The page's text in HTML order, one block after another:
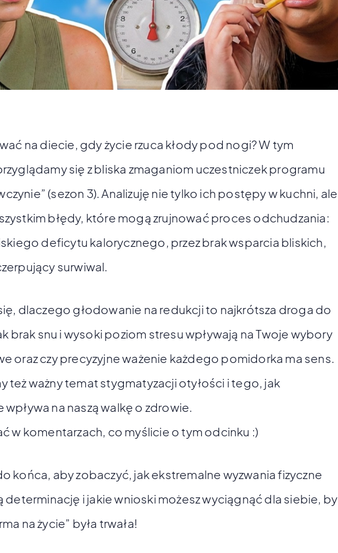
na diecie, gdy życie rzuca kłody pod nogi? W tym
się z bliska zmaganiom uczestniczek programu
(sezon 3). Analizuję nie tylko ich postępy w kuchni, ale
błędy, które mogą zrujnować proces odchudzania:
deficytu kalorycznego, przez brak wsparcia bliskich,
surwiwal.
dlaczego głodowanie na redukcji to najkrótsza droga do
brak snu i wysoki poziom stresu wpływają na Twoje wybory
oraz czy precyzyjne ważenie każdego pomidorka ma sens.
też ważny temat stygmatyzacji otyłości i tego, jak
na naszą walkę o zdrowie.
w komentarzach, co myślicie o tym odcinku :)
końca, aby zobaczyć, jak ekstremalne wyzwania fizyczne
determinację i jakie wnioski możesz wyciągnąć dla siebie, by
na życie” była trwała!